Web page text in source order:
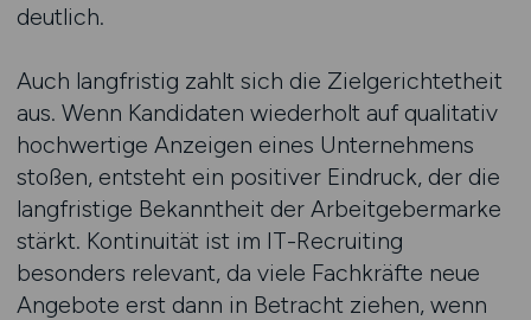
deutlich.
Auch langfristig zahlt sich die Zielgerichtetheit
aus. Wenn Kandidaten wiederholt auf qualitativ
hochwertige Anzeigen eines Unternehmens
stoßen, entsteht ein positiver Eindruck, der die
langfristige Bekanntheit der Arbeitgebermarke
stärkt. Kontinuität ist im IT-Recruiting
besonders relevant, da viele Fachkräfte neue
Angebote erst dann in Betracht ziehen, wenn